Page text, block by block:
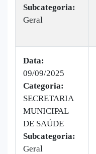
Subcategoria:
Geral
Data:
09/09/2025
Categoria:
SECRETARIA
MUNICIPAL
DE SAÚDE
Subcategoria:
Geral